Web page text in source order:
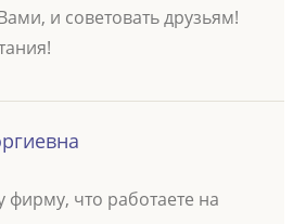
и советовать друзьям!
что работаете на